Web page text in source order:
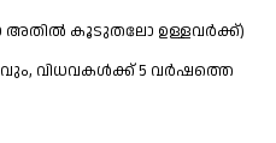
മോ അതിൽ കൂടുതലോ ഉള്ളവർക്ക്)
വിധവകൾക്ക് 5 വർഷത്തെ